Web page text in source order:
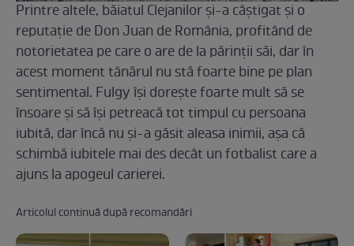
Printre altele, băiatul Clejanilor şi-a câştigat şi o
reputaţie de Don Juan de România, profitând de
notorietatea pe care o are de la părinţii săi, dar în
acest moment tânărul nu stă foarte bine pe plan
sentimental. Fulgy îşi doreşte foarte mult să se
însoare şi să îşi petreacă tot timpul cu persoana
iubită, dar încă nu şi-a găsit aleasa inimii, așa că
schimbă iubitele mai des decât un fotbalist care a
ajuns la apogeul carierei.
Articolul continuă după recomandări